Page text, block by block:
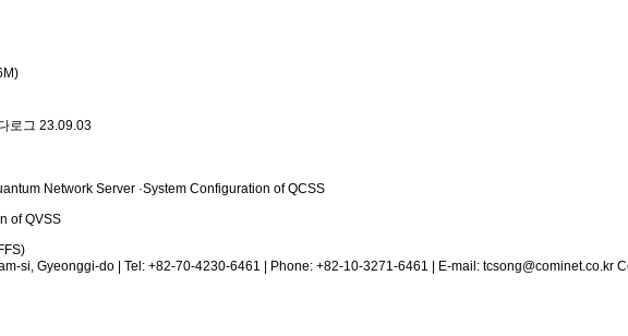
로그 23.09.03
Network Server ·System Configuration of QCSS
of QVSS
si, Gyeonggi-do | Tel: +82-70-4230-6461 | Phone: +82-10-3271-6461 | E-mail: tcsong@cominet.co.kr